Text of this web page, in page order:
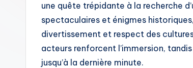
une quête trépidante à la recherche
spectaculaires et énigmes
divertissement et respect des
acteurs renforcent l’immersion,
jusqu’à la dernière minute.